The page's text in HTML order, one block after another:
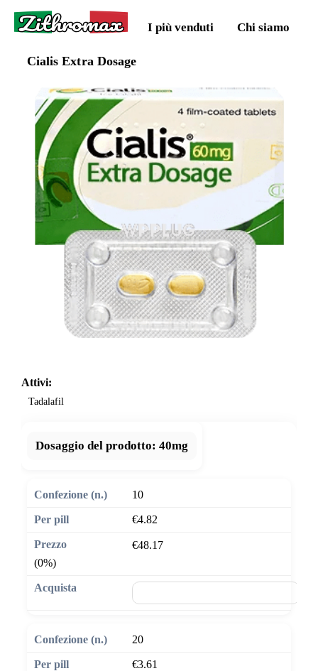
Zithromax I più venduti Chi siamo
Cialis Extra Dosage
Attivi:
Tadalafil
Dosaggio del prodotto: 40mg
10
€4.82
€48.17
(0%)
20
€3.61